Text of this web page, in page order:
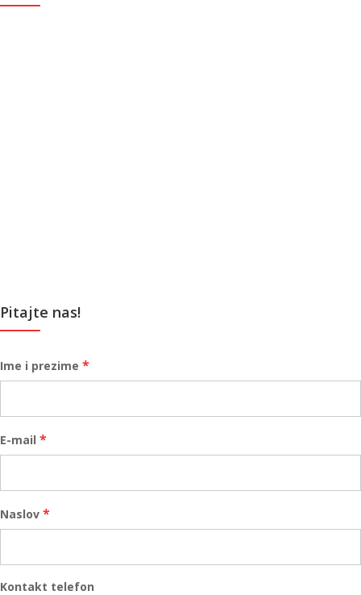
Pitajte nas!
Ime i prezime *
E-mail *
Naslov *
Kontakt telefon